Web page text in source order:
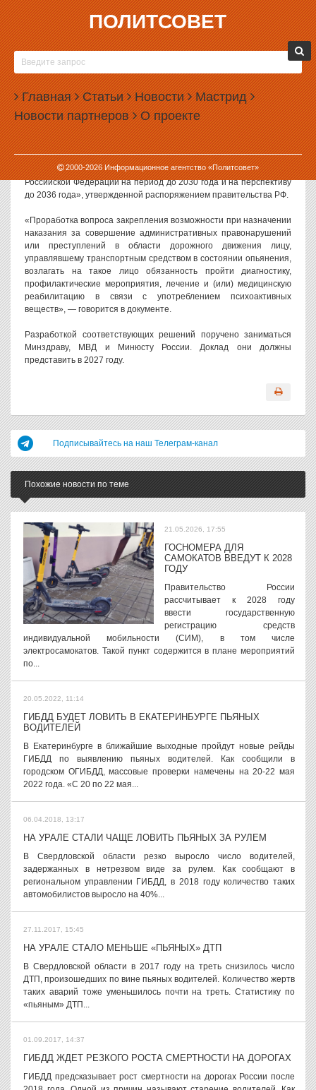
ПОЛИТСОВЕТ
Главная Статьи Новости Мастрид
Новости партнеров О проекте
2000-2026Информационное агентство «Политсовет»
02.06.2026, 14:25
В РОССИИ ХОТЯТ ВВЕСТИ ОБЯЗАТЕЛЬНУЮ
РЕАБИЛИТАЦИЮ ДЛЯ ПЬЯНЫХ ВОДИТЕЛЕЙ
В правительстве России прорабатывают возможность введения
обязательной реабилитации для водителей, попавшихся на
пьяной езде.
Такой пункт содержится в «Плане мероприятий по реализации
Стратегии повышения безопасности дорожного движения в
Российской Федерации на период до 2030 года и на перспективу
до 2036 года», утвержденной распоряжением правительства РФ.
«Проработка вопроса закрепления возможности при назначении
наказания за совершение административных правонарушений
или преступлений в области дорожного движения лицу,
управлявшему транспортным средством в состоянии опьянения,
возлагать на такое лицо обязанность пройти диагностику,
профилактические мероприятия, лечение и (или) медицинскую
реабилитацию в связи с употреблением психоактивных
веществ», — говорится в документе.
Разработкой соответствующих решений поручено заниматься
Минздраву, МВД и Минюсту России. Доклад они должны
представить в 2027 году.
Подписывайтесь на наш Телеграм-канал
Похожие новости по теме
21.05.2026, 17:55
ГОСНОМЕРА ДЛЯ
САМОКАТОВ ВВЕДУТ К 2028
ГОДУ
Правительство России
рассчитывает к 2028 году
ввести государственную
регистрацию средств
индивидуальной мобильности (СИМ), в том числе
электросамокатов. Такой пункт содержится в плане мероприятий
по...
20.05.2022, 11:14
ГИБДД БУДЕТ ЛОВИТЬ В ЕКАТЕРИНБУРГЕ ПЬЯНЫХ
ВОДИТЕЛЕЙ
В Екатеринбурге в ближайшие выходные пройдут новые рейды
ГИБДД по выявлению пьяных водителей. Как сообщили в
городском ОГИБДД, массовые проверки намечены на 20-22 мая
2022 года. «С 20 по 22 мая...
06.04.2018, 13:17
НА УРАЛЕ СТАЛИ ЧАЩЕ ЛОВИТЬ ПЬЯНЫХ ЗА РУЛЕМ
В Свердловской области резко выросло число водителей,
задержанных в нетрезвом виде за рулем. Как сообщают в
региональном управлении ГИБДД, в 2018 году количество таких
автомобилистов выросло на 40%...
27.11.2017, 15:45
НА УРАЛЕ СТАЛО МЕНЬШЕ «ПЬЯНЫХ» ДТП
В Свердловской области в 2017 году на треть снизилось число
ДТП, произошедших по вине пьяных водителей. Количество жертв
таких аварий тоже уменьшилось почти на треть. Статистику по
«пьяным» ДТП...
01.09.2017, 14:37
ГИБДД ЖДЕТ РЕЗКОГО РОСТА СМЕРТНОСТИ НА ДОРОГАХ
ГИБДД предсказывает рост смертности на дорогах России после